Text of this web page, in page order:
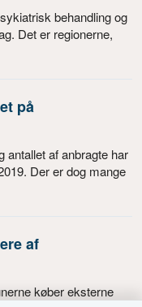
behandling og
Det er regionerne,
på
antallet af anbragte har
Der er dog mange
af
køber eksterne